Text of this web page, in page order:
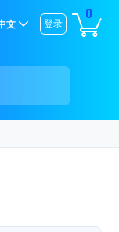
0
登录
文